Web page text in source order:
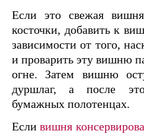
Если это свежая
косточки, добавить к
зависимости от того,
и проварить эту вишню
огне. Затем вишню
дуршлаг, а после
бумажных полотенцах.
Есливишня